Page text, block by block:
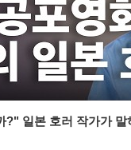
?" 일본 호러 작가가